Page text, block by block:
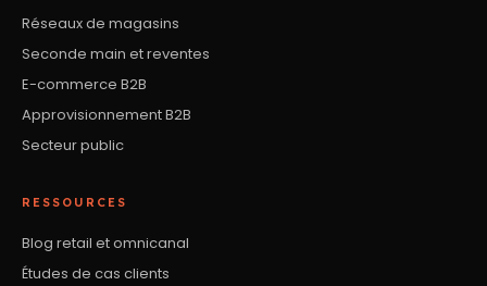
Réseaux de magasins
Seconde main et reventes
E-commerce B2B
Approvisionnement B2B
Secteur public
RESSOURCES
Blog retail et omnicanal
Études de cas clients